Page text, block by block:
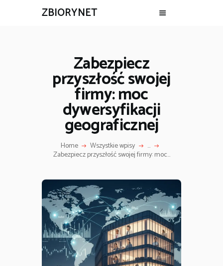
ZBIORYNET
Zabezpiecz
przyszłość swojej
firmy: moc
dywersyfikacji
geograficznej
Home Wszystkie wpisy ...
Zabezpiecz przyszłość swojej firmy: moc...